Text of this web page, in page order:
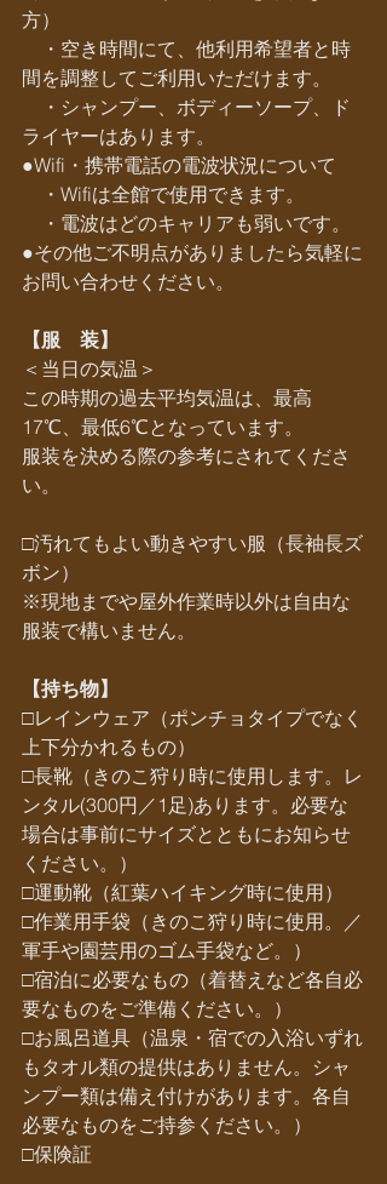
方）
・空き時間にて、他利用希望者と時
間を調整してご利用いただけます。
・シャンプー、ボディーソープ、ド
ライヤーはあります。
●Wifi・携帯電話の電波状況について
・Wifiは全館で使用できます。
・電波はどのキャリアも弱いです。
●その他ご不明点がありましたら気軽に
お問い合わせください。
【服　装】
＜当日の気温＞
この時期の過去平均気温は、最高
17℃、最低6℃となっています。
服装を決める際の参考にされてくださ
い。
□汚れてもよい動きやすい服（長袖長ズ
ボン）
※現地までや屋外作業時以外は自由な
服装で構いません。
【持ち物】
□レインウェア（ポンチョタイプでなく
上下分かれるもの）
□長靴（きのこ狩り時に使用します。レ
ンタル(300円／1足)あります。必要な
場合は事前にサイズとともにお知らせ
ください。）
□運動靴（紅葉ハイキング時に使用）
□作業用手袋（きのこ狩り時に使用。／
軍手や園芸用のゴム手袋など。）
□宿泊に必要なもの（着替えなど各自必
要なものをご準備ください。）
□お風呂道具（温泉・宿での入浴いずれ
もタオル類の提供はありません。シャ
ンプー類は備え付けがあります。各自
必要なものをご持参ください。）
□保険証